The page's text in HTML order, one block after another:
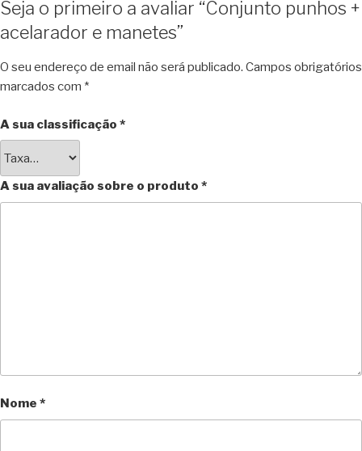
Seja o primeiro a avaliar “Conjunto punhos +
acelarador e manetes”
O seu endereço de email não será publicado. Campos obrigatórios
marcados com *
A sua classificação *
A sua avaliação sobre o produto *
Nome *